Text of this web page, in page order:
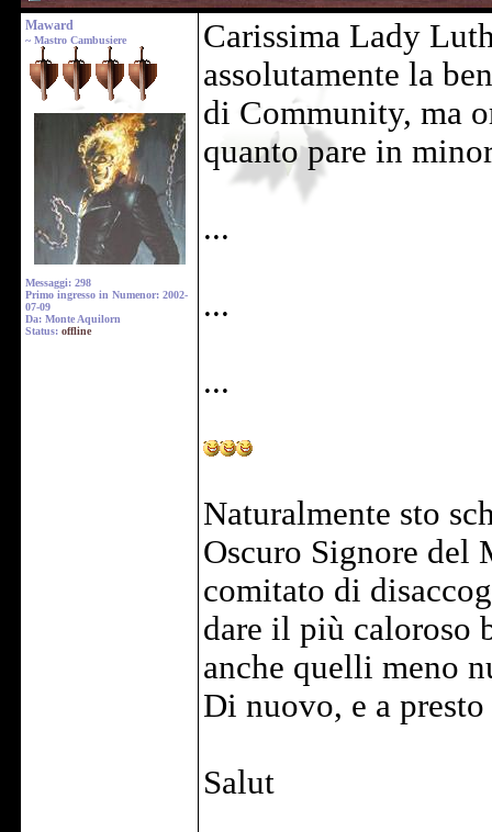
Maward
~ Mastro Cambusiere
Messaggi: 298
Primo ingresso in Numenor: 2002-
07-09
Da: Monte Aquilorn
Status: offline
Carissima Lady
assolutamente la
di Community, ma
quanto pare in
...
...
...
Naturalmente sto
Oscuro Signore del
comitato di
dare il più caloroso
anche quelli meno
Di nuovo, e a
Salut